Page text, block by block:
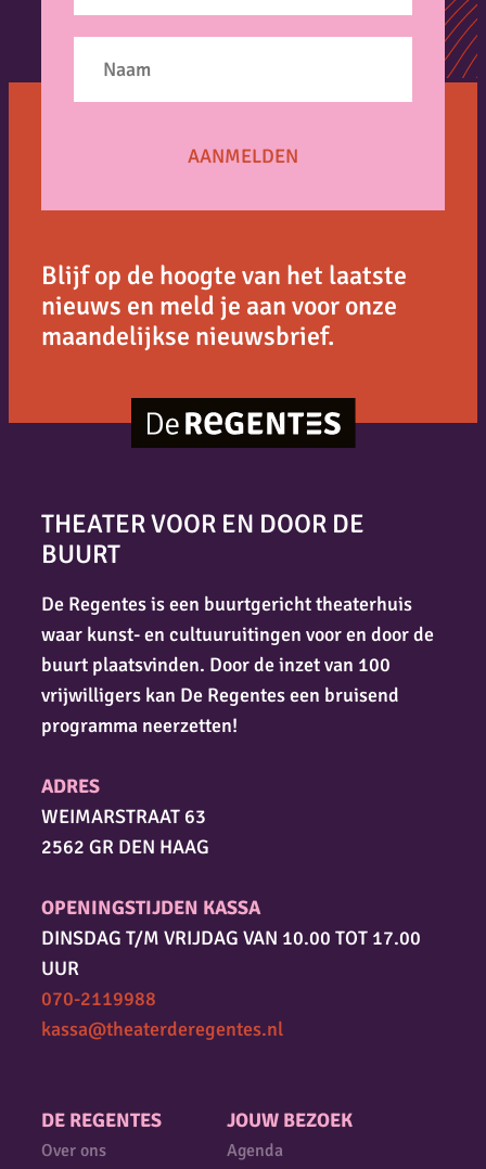
Blijf op de hoogte van het laatste
nieuws en meld je aan voor onze
maandelijkse nieuwsbrief.
DE REGENTES
Over ons
JOUW BEZOEK
Agenda
THEATER VOOR EN DOOR DE
BUURT
De Regentes is een buurtgericht theaterhuis
waar kunst- en cultuuruitingen voor en door de
buurt plaatsvinden. Door de inzet van 100
vrijwilligers kan De Regentes een bruisend
programma neerzetten!
ADRES
WEIMARSTRAAT 63
2562 GR DEN HAAG
OPENINGSTIJDEN KASSA
DINSDAG T/M VRIJDAG VAN 10.00 TOT 17.00
UUR
070-2119988
kassa@theaterderegentes.nl